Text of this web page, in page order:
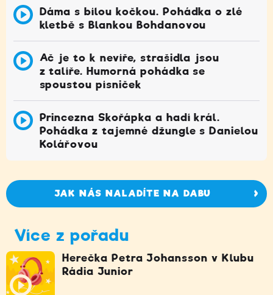
Dáma s bílou kočkou. Pohádka o zlé
kletbě s Blankou Bohdanovou
Ač je to k nevíře, strašidla jsou
z talíře. Humorná pohádka se
spoustou písniček
Princezna Skořápka a hadí král.
Pohádka z tajemné džungle s Danielou
Kolářovou
JAK NÁS NALADÍTE NA DABU
Více z pořadu
Herečka Petra Johansson v Klubu
Rádia Junior